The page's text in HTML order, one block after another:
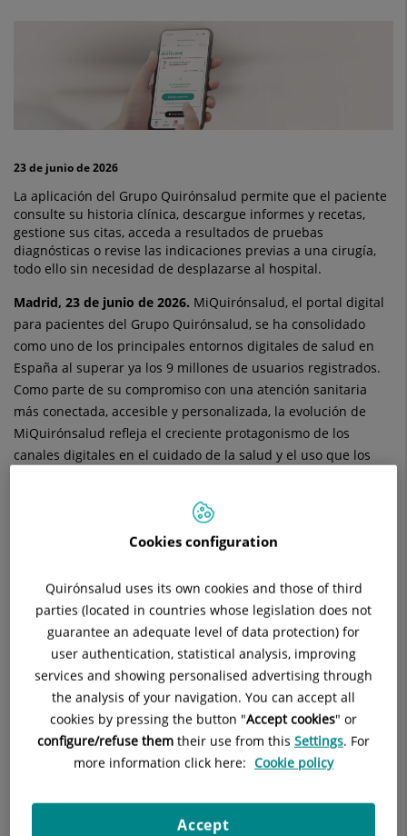
atención
más
ágil
y
personalizada
para
los
pacientes
23 de junio de 2026
La aplicación del Grupo Quirónsalud permite que el paciente
consulte su historia clínica, descargue informes y recetas,
gestione sus citas, acceda a resultados de pruebas
diagnósticas o revise las indicaciones previas a una cirugía,
todo ello sin necesidad de desplazarse al hospital.
Madrid, 23 de junio de 2026. MiQuirónsalud, el portal digital
para pacientes del Grupo Quirónsalud, se ha consolidado
como uno de los principales entornos digitales de salud en
España al superar ya los 9 millones de usuarios registrados.
Como parte de su compromiso con una atención sanitaria
más conectada, accesible y personalizada, la evolución de
MiQuirónsalud refleja el creciente protagonismo de los
canales digitales en el cuidado de la salud y el uso que los
inmediatez en este ámbito, con garantía de privacidad. De
hecho, actualmente, más del 80 % de los usuarios registrados
son activos en el portal, que acumula una media diaria de
más de 200.000 informes clínicos consultados cada día.
Además, la plataforma contabiliza diariamente más de 3.700
nuevos registros, 25.000 procesos de autoadmisión realizados
antes de acudir a consulta, 50.000 notificaciones enviadas y
16.000 prescripciones.
Cookies configuration
Quirónsalud uses its own cookies and those of third
parties (located in countries whose legislation does not
guarantee an adequate level of data protection) for
user authentication, statistical analysis, improving
services and showing personalised advertising through
the analysis of your navigation. You can accept all
cookies by pressing the button "Accept cookies" or
configure/refuse them their use from this Settings. For
more information click here: Cookie policy
Accept